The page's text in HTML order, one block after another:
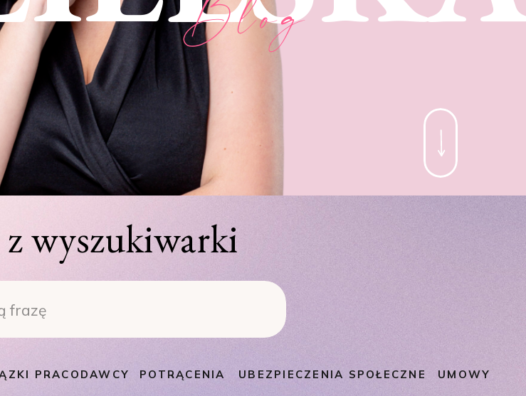
wyszukiwarki
PRACODAWCY POTRĄCENIA UMOWY
UBEZPIECZENIA SPOŁECZNE